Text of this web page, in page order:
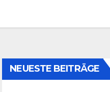
NEUESTE BEITRÄGE